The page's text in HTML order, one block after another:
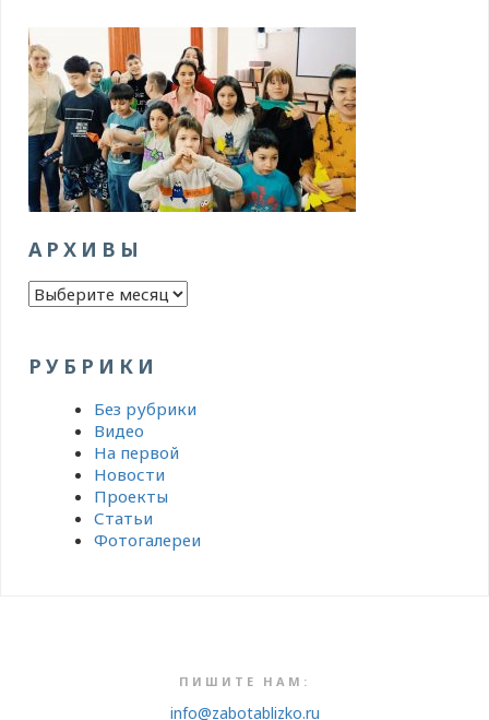
АРХИВЫ
Архивы
РУБРИКИ
Без рубрики
Видео
На первой
Новости
Проекты
Статьи
Фотогалереи
ПИШИТЕ НАМ:
info@zabotablizko.ru